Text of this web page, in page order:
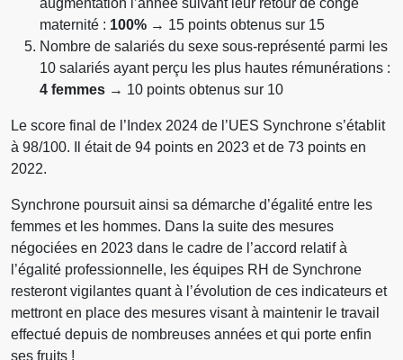
maternité : 100% → 15 points obtenus sur 15
Nombre de salariés du sexe sous-représenté parmi les
10 salariés ayant perçu les plus hautes rémunérations :
4 femmes → 10 points obtenus sur 10
Le score final de l’Index 2024 de l’UES Synchrone s’établit
à 98/100. Il était de 94 points en 2023 et de 73 points en
2022.
Synchrone poursuit ainsi sa démarche d’égalité entre les
femmes et les hommes. Dans la suite des mesures
négociées en 2023 dans le cadre de l’accord relatif à
l’égalité professionnelle, les équipes RH de Synchrone
resteront vigilantes quant à l’évolution de ces indicateurs et
mettront en place des mesures visant à maintenir le travail
effectué depuis de nombreuses années et qui porte enfin
ses fruits !